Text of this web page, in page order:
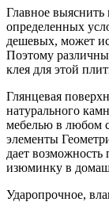
Главное выяснить
определенных
дешевых, может
Поэтому
клея для этой
Глянцевая
натурального
мебелью в любом
элементы
дает возможность
изюминку в
Ударопрочное,